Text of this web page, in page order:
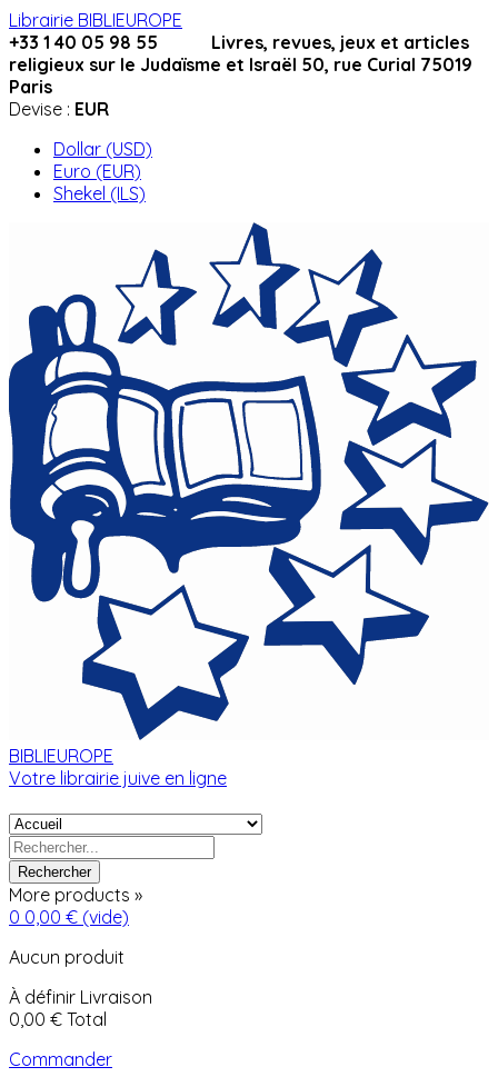
Librairie BIBLIEUROPE
+33 1 40 05 98 55 Livres, revues, jeux et articles
religieux sur le Judaïsme et Israël 50, rue Curial 75019
Paris
Devise : EUR
Dollar (USD)
Euro (EUR)
Shekel (ILS)
BIBLIEUROPE
Votre librairie juive en ligne
Rechercher
More products »
0 0,00 € (vide)
Aucun produit
À définir Livraison
0,00 € Total
Commander